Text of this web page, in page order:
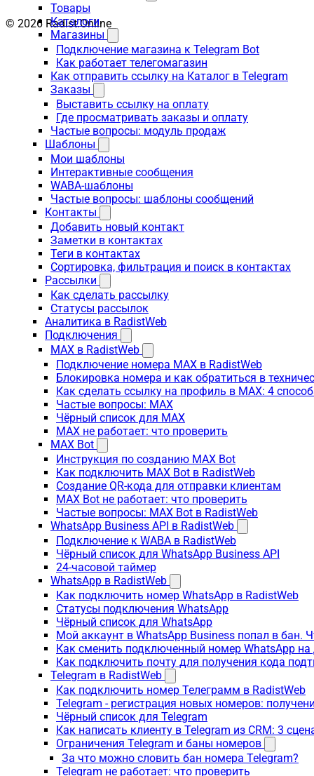
Товары
Каталоги
Магазины
Подключение магазина к Telegram Bot
Как работает телегомагазин
Как отправить ссылку на Каталог в Telegram
Заказы
Выставить ссылку на оплату
Где просматривать заказы и оплату
Частые вопросы: модуль продаж
Шаблоны
Мои шаблоны
Интерактивные сообщения
WABA-шаблоны
Частые вопросы: шаблоны сообщений
Контакты
Добавить новый контакт
Заметки в контактах
Теги в контактах
Сортировка, фильтрация и поиск в контактах
Рассылки
Как сделать рассылку
Статусы рассылок
Аналитика в RadistWeb
Подключения
MAX в RadistWeb
Подключение номера MAX в RadistWeb
Блокировка номера и как обратиться в
Как сделать ссылку на профиль в MAX: 4
Частые вопросы: MAX
Чёрный список для MAX
MAX не работает: что проверить
MAX Bot
Инструкция по созданию MAX Bot
Как подключить MAX Bot в RadistWeb
Создание QR-кода для отправки клиентам
MAX Bot не работает: что проверить
Частые вопросы: MAX Bot в RadistWeb
WhatsApp Business API в RadistWeb
Подключение к WABA в RadistWeb
Чёрный список для WhatsApp Business API
24-часовой таймер
WhatsApp в RadistWeb
Как подключить номер WhatsApp в RadistWeb
Статусы подключения WhatsApp
Чёрный список для WhatsApp
Мой аккаунт в WhatsApp Business попал в бан.
Как сменить подключенный номер WhatsApp на
Как подключить почту для получения кода
Telegram в RadistWeb
Как подключить номер Телеграмм в RadistWeb
Telegram - регистрация новых номеров:
Чёрный список для Telegram
Как написать клиенту в Telegram из CRM: 3
Ограничения Telegram и баны номеров
За что можно словить бан номера Telegram?
Telegram не работает: что проверить
© 2026 Radist.Online